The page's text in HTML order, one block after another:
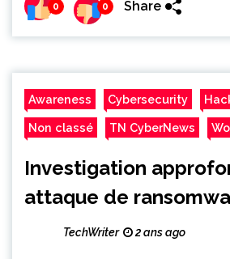
0 0 Share
Awareness Cybersecurity
Non classé TN CyberNews
Investigation
attaque de
TechWriter 2 ans ago